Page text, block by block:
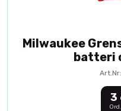
Milwaukee
batteri
3